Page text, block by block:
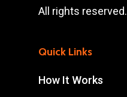
All rights reserved.
Quick Links
How It Works